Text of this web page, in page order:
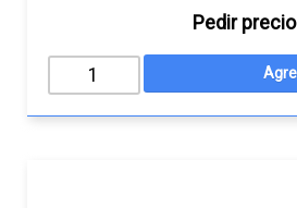
Pedir precio